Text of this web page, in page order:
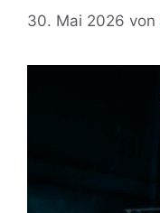
30. Mai 2026 von